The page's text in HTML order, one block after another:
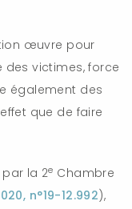
œuvre pour
des victimes, force
également des
que de faire
par la 2e Chambre
n°19-12.992),